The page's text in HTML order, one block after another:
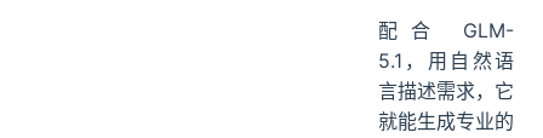
配合 GLM-
5.1，用自然语
言描述需求，它
就能生成专业的